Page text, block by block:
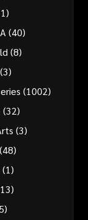
(40)
(8)
(3)
(1002)
(32)
(3)
(48)
(1)